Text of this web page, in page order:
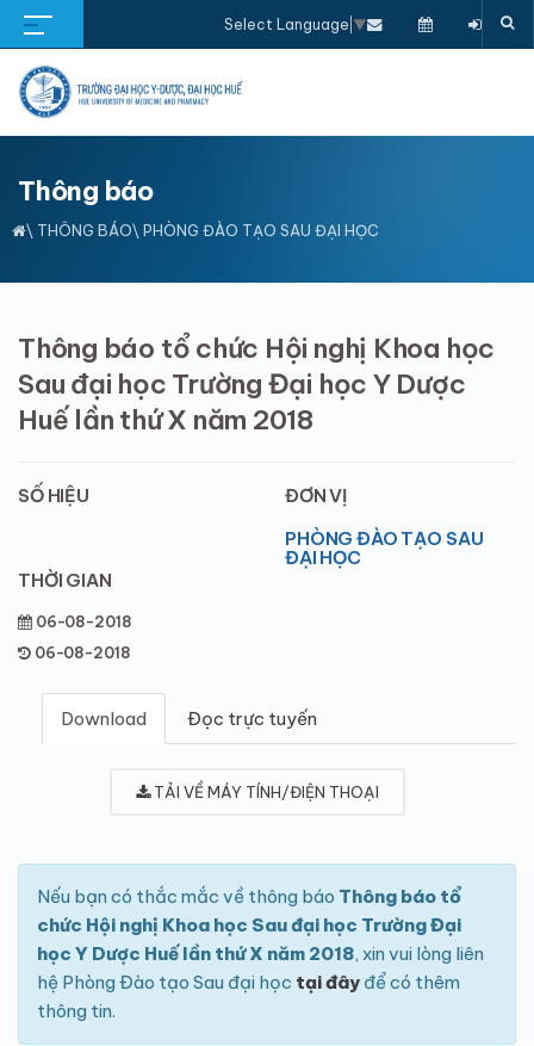
Select Language ▼
Thông báo
\ THÔNG BÁO\ PHÒNG ĐÀO TẠO SAU ĐẠI HỌC
Thông báo tổ chức Hội nghị Khoa học
Sau đại học Trường Đại học Y Dược
Huế lần thứ X năm 2018
SỐ HIỆU
ĐƠN VỊ
PHÒNG ĐÀO TẠO SAU
ĐẠI HỌC
THỜI GIAN
06-08-2018
06-08-2018
Download Đọc trực tuyến
TẢI VỀ MÁY TÍNH/ĐIỆN THOẠI
Nếu bạn có thắc mắc về thông báo Thông báo tổ
chức Hội nghị Khoa học Sau đại học Trường Đại
học Y Dược Huế lần thứ X năm 2018, xin vui lòng liên
hệ Phòng Đào tạo Sau đại học tại đây để có thêm
thông tin.